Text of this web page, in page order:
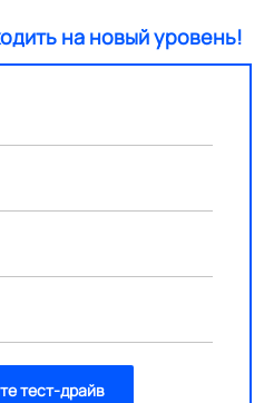
на новый уровень!
тест-драйв